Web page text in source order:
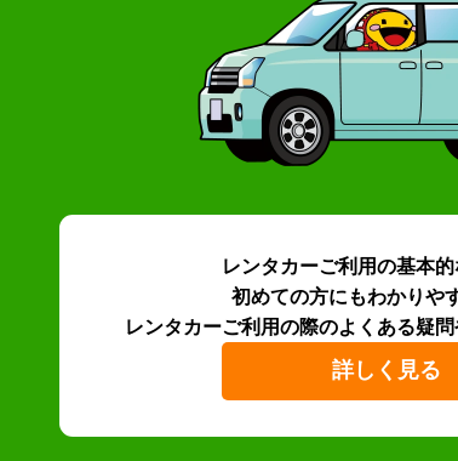
レンタカーご利用の基本
初めての方にもわかりや
レンタカーご利用の際のよくある疑問
詳しく見る